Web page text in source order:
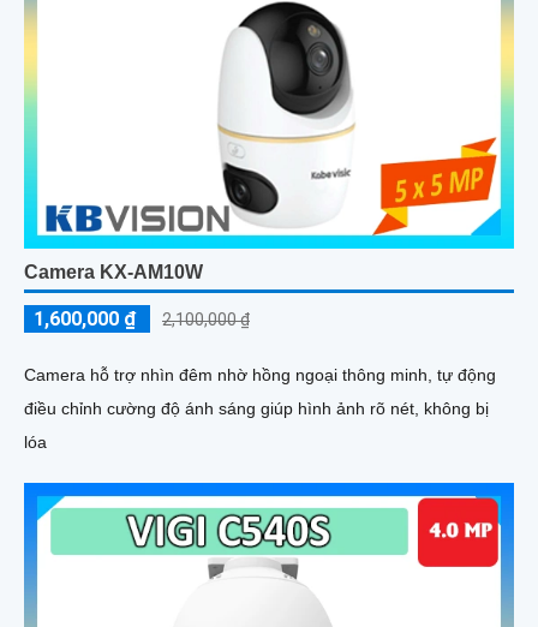
Camera KX-AM10W
1,600,000 ₫ 2,100,000 ₫
Camera hỗ trợ nhìn đêm nhờ hồng ngoại thông minh, tự động
điều chỉnh cường độ ánh sáng giúp hình ảnh rõ nét, không bị
lóa